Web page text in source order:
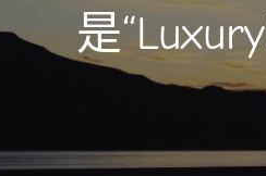
是